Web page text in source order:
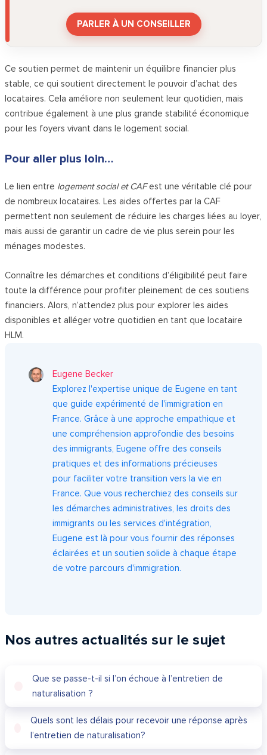
PARLER À UN CONSEILLER
Ce soutien permet de maintenir un équilibre financier plus
stable, ce qui soutient directement le pouvoir d’achat des
locataires. Cela améliore non seulement leur quotidien, mais
contribue également à une plus grande stabilité économique
pour les foyers vivant dans le logement social.
Pour aller plus loin…
Le lien entre logement social et CAFest une véritable clé pour
de nombreux locataires. Les aides offertes par la CAF
permettent non seulement de réduire les charges liées au loyer,
mais aussi de garantir un cadre de vie plus serein pour les
ménages modestes.
Connaître les démarches et conditions d’éligibilité peut faire
toute la différence pour profiter pleinement de ces soutiens
financiers. Alors, n’attendez plus pour explorer les aides
disponibles et alléger votre quotidien en tant que locataire
HLM.
Eugene Becker
Explorez l'expertise unique de Eugene en tant
que guide expérimenté de l'immigration en
France. Grâce à une approche empathique et
une compréhension approfondie des besoins
des immigrants, Eugene offre des conseils
pratiques et des informations précieuses
pour faciliter votre transition vers la vie en
France. Que vous recherchiez des conseils sur
les démarches administratives, les droits des
immigrants ou les services d'intégration,
Eugene est là pour vous fournir des réponses
éclairées et un soutien solide à chaque étape
de votre parcours d'immigration.
Nos autres actualités sur le sujet
Que se passe-t-il si l’on échoue à l’entretien de
naturalisation ?
Quels sont les délais pour recevoir une réponse après
l’entretien de naturalisation?